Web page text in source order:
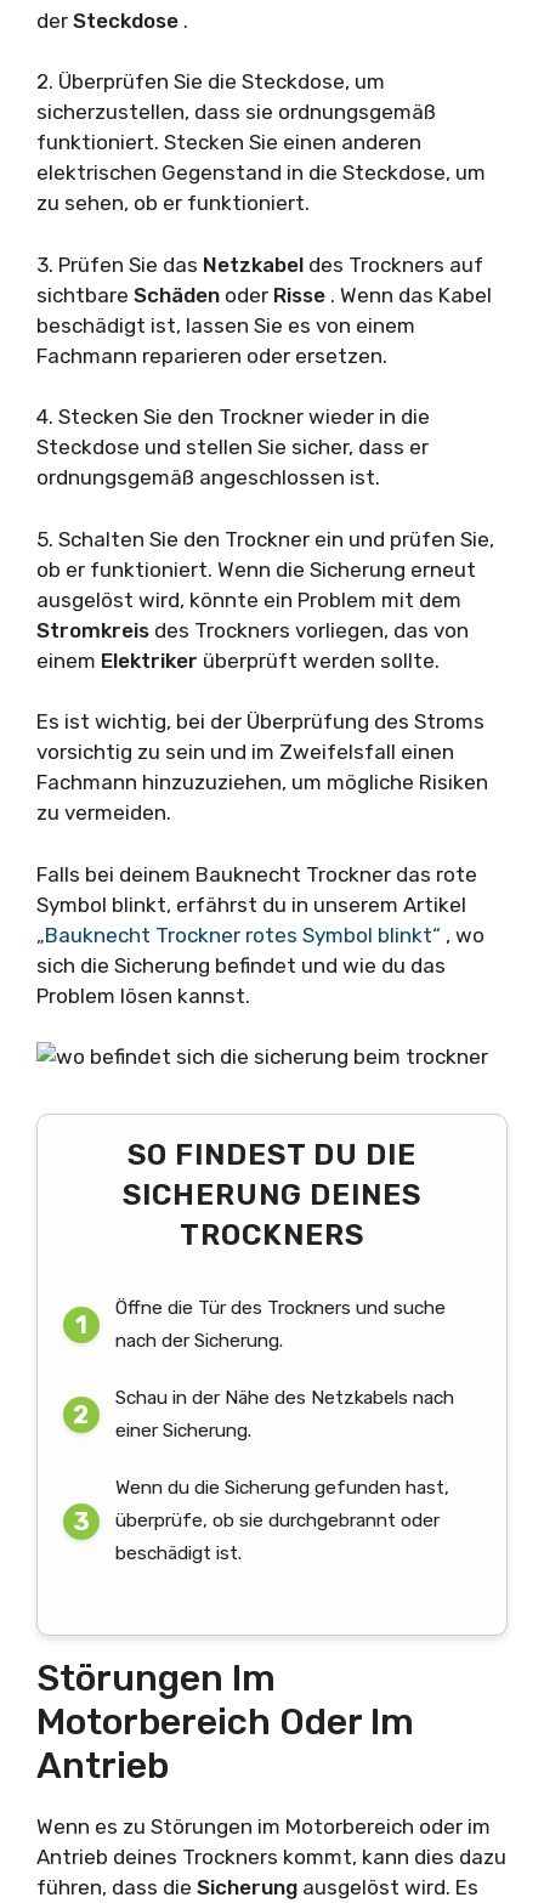
der Steckdose .
2. Überprüfen Sie die Steckdose, um
sicherzustellen, dass sie ordnungsgemäß
funktioniert. Stecken Sie einen anderen
elektrischen Gegenstand in die Steckdose, um
zu sehen, ob er funktioniert.
3. Prüfen Sie das Netzkabel des Trockners auf
sichtbare Schäden oder Risse . Wenn das Kabel
beschädigt ist, lassen Sie es von einem
Fachmann reparieren oder ersetzen.
4. Stecken Sie den Trockner wieder in die
Steckdose und stellen Sie sicher, dass er
ordnungsgemäß angeschlossen ist.
5. Schalten Sie den Trockner ein und prüfen Sie,
ob er funktioniert. Wenn die Sicherung erneut
ausgelöst wird, könnte ein Problem mit dem
Stromkreis des Trockners vorliegen, das von
einem Elektriker überprüft werden sollte.
Es ist wichtig, bei der Überprüfung des Stroms
vorsichtig zu sein und im Zweifelsfall einen
Fachmann hinzuzuziehen, um mögliche Risiken
zu vermeiden.
Falls bei deinem Bauknecht Trockner das rote
Symbol blinkt, erfährst du in unserem Artikel
„Bauknecht Trockner rotes Symbol blinkt“ , wo
sich die Sicherung befindet und wie du das
Problem lösen kannst.
SO FINDEST DU DIE
SICHERUNG DEINES
TROCKNERS
Öffne die Tür des Trockners und suche
nach der Sicherung.
Schau in der Nähe des Netzkabels nach
einer Sicherung.
Wenn du die Sicherung gefunden hast,
überprüfe, ob sie durchgebrannt oder
beschädigt ist.
Störungen Im
Motorbereich Oder Im
Antrieb
Wenn es zu Störungen im Motorbereich oder im
Antrieb deines Trockners kommt, kann dies dazu
führen, dass die Sicherung ausgelöst wird. Es